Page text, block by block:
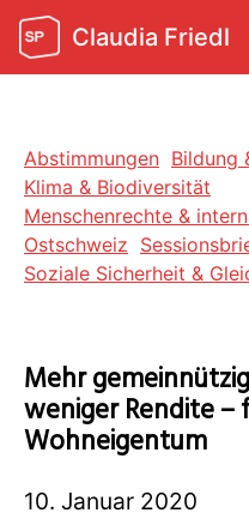
Claudia Friedl
Abstimmungen Bildung
Klima & Biodiversität
Menschenrechte &
Ostschweiz
Soziale Sicherheit &
Mehr
weniger Rendite
Wohneigentum
10. Januar 2020